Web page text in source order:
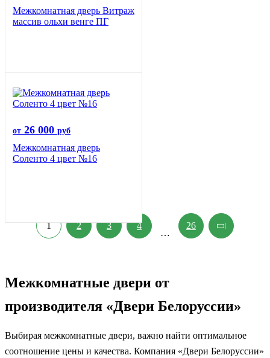
Межкомнатная дверь Витраж
массив ольхи венге ПГ
от 26 000 руб
Межкомнатная дверь
Соленто 4 цвет №16
1 2 3 4
…
26
Межкомнатные двери от
производителя «Двери Белоруссии»
Выбирая межкомнатные двери, важно найти оптимальное
соотношение цены и качества. Компания «Двери Белоруссии»